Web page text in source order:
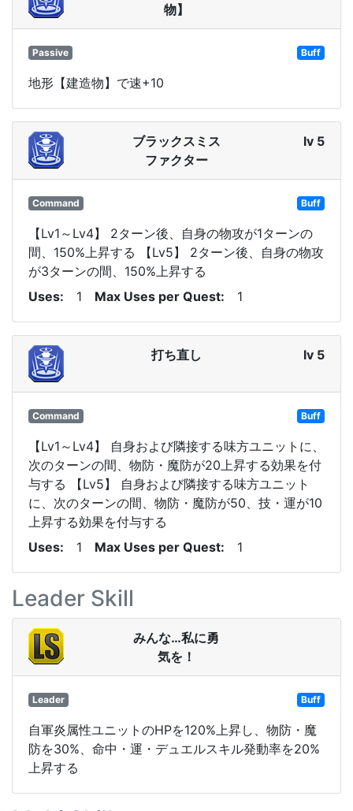
物】
Passive Buff
地形【建造物】で速+10
ブラックスミス
ファクター
lv 5
Command Buff
【Lv1～Lv4】 2ターン後、自身の物攻が1ターンの
間、150%上昇する 【Lv5】 2ターン後、自身の物攻
が3ターンの間、150%上昇する
Uses
1 Max Uses per Quest 1
打ち直し lv 5
Command Buff
【Lv1～Lv4】 自身および隣接する味方ユニットに、
次のターンの間、物防・魔防が20上昇する効果を付
与する 【Lv5】 自身および隣接する味方ユニット
に、次のターンの間、物防・魔防が50、技・運が10
上昇する効果を付与する
Uses
1 Max Uses per Quest 1
Leader Skill
みんな…私に勇
気を！
Leader Buff
自軍炎属性ユニットのHPを120%上昇し、物防・魔
防を30%、命中・運・デュエルスキル発動率を20%
上昇する